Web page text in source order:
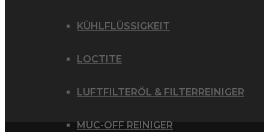
KÜHLFLÜSSIGKEIT
LOCTITE
LUFTFILTERÖL & FILTERREINIGER
MUC-OFF REINIGER